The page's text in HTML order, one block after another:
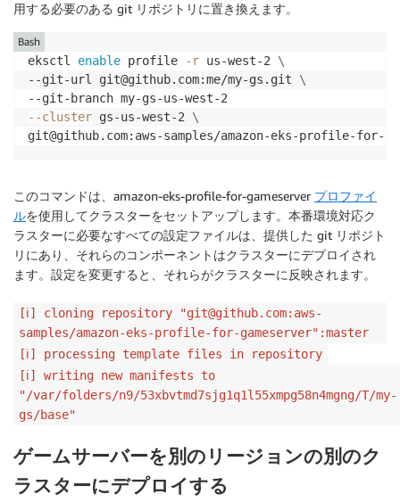
用する必要のある git リポジトリに置き換えます。
eksctl enable profile -r us-west-2 \
--git-url git@github.com:me/my-gs.git \
--cluster gs-us-west-2 \
git@github.com:aws-samples/amazon-eks-profile-for-
Bash
このコマンドは、amazon-eks-profile-for-gameserver プロファイ
ルを使用してクラスターをセットアップします。本番環境対応ク
ラスターに必要なすべての設定ファイルは、提供した git リポジト
リにあり、それらのコンポーネントはクラスターにデプロイされ
ます。設定を変更すると、それらがクラスターに反映されます。
[ℹ] cloning repository "git@github.com:aws-
samples/amazon-eks-profile-for-gameserver":master
[ℹ] processing template files in repository
[ℹ] writing new manifests to
"/var/folders/n9/53xbvtmd7sjg1q1l55xmpg58n4mgng/T/my-
gs/base"
ゲームサーバーを別のリージョンの別のク
ラスターにデプロイする